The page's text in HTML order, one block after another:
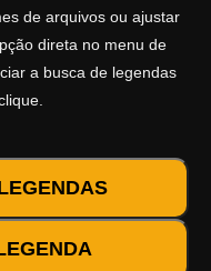
de arquivos ou ajustar
direta no menu de
a busca de legendas